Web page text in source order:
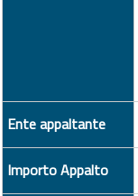
Ente appaltante
Importo Appalto